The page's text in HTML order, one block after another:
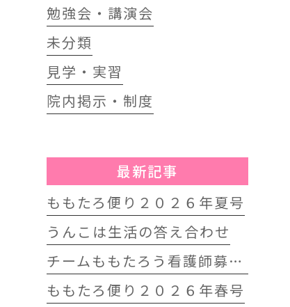
勉強会・講演会
未分類
見学・実習
院内掲示・制度
最新記事
ももたろ便り２０２６年夏号
うんこは生活の答え合わせ
チームももたろう看護師募集中
ももたろ便り２０２６年春号